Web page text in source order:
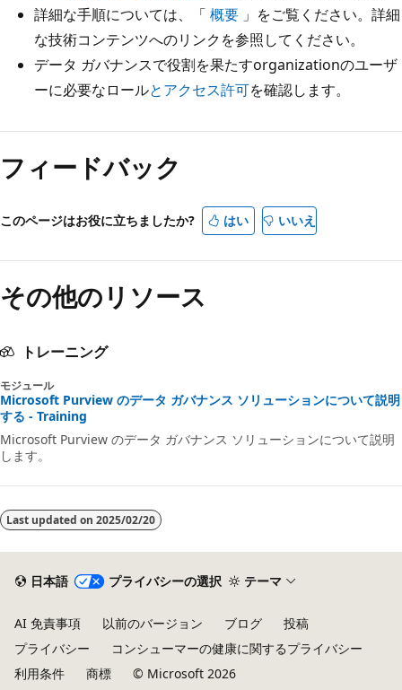
詳細な手順については、「 概要 」をご覧ください。詳細
な技術コンテンツへのリンクを参照してください。
データ ガバナンスで役割を果たすorganizationのユーザ
ーに必要なロールとアクセス許可を確認します。
フィードバック
このページはお役に立ちましたか? はい いいえ
その他のリソース
トレーニング
モジュール
Microsoft Purview のデータ ガバナンス ソリューションについて説明
する - Training
Microsoft Purview のデータ ガバナンス ソリューションについて説明
します。
Last updated on 2025/02/20
日本語 プライバシーの選択 テーマ
AI 免責事項 以前のバージョン ブログ
投稿
プライバシー
コンシューマーの健康に関するプライバシー
利用条件
商標 © Microsoft 2026